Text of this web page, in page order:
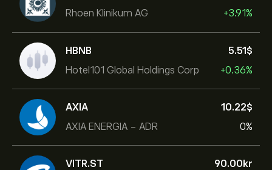
Rhoen Klinikum AG
+3.91%
HBNB
Hotel101 Global Holdings Corp
5.51‎$‎
+0.36%
AXIA
AXIA ENERGIA - ADR
10.22‎$‎
0%
VITR.ST
90.00‎kr‎